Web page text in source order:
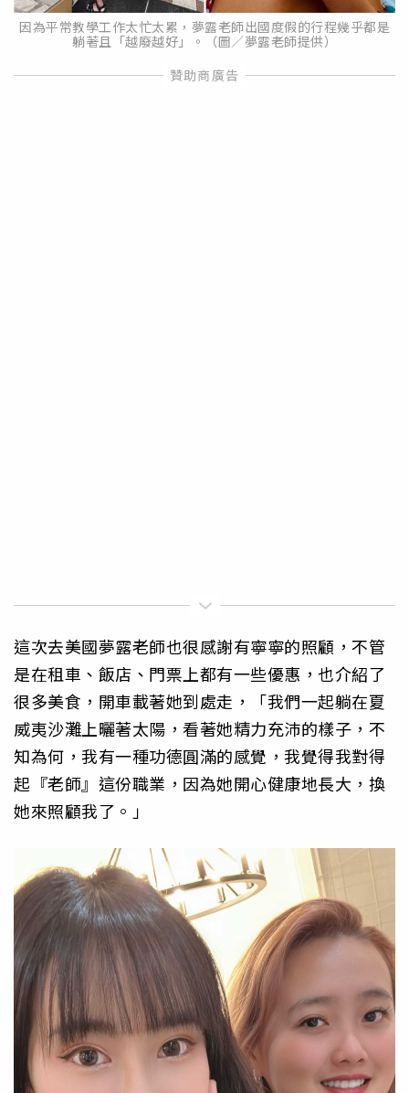
因為平常教學工作太忙太累，夢露老師出國度假的行程幾乎都是
躺著且「越廢越好」。（圖／夢露老師提供）
這次去美國夢露老師也很感謝有寧寧的照顧，不管
是在租車、飯店、門票上都有一些優惠，也介紹了
很多美食，開車載著她到處走，「我們一起躺在夏
威夷沙灘上曬著太陽，看著她精力充沛的樣子，不
知為何，我有一種功德圓滿的感覺，我覺得我對得
起『老師』這份職業，因為她開心健康地長大，換
她來照顧我了。」